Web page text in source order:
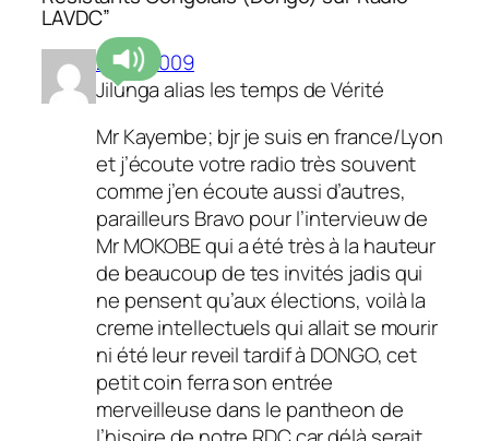
LAVDC”
21/12/2009
Jilunga alias les temps de Vérité
Mr Kayembe; bjr je suis en france/Lyon
et j’écoute votre radio très souvent
comme j’en écoute aussi d’autres,
parailleurs Bravo pour l’intervieuw de
Mr MOKOBE qui a été très à la hauteur
de beaucoup de tes invités jadis qui
ne pensent qu’aux élections, voilà la
creme intellectuels qui allait se mourir
ni été leur reveil tardif à DONGO, cet
petit coin ferra son entrée
merveilleuse dans le pantheon de